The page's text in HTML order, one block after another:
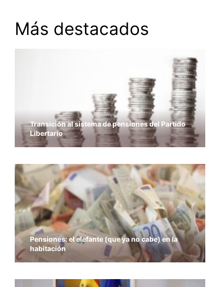
Más destacados
Transición al sistema de pensiones del Partido
Libertario
Pensiones: el elefante (que ya no cabe) en la
habitación